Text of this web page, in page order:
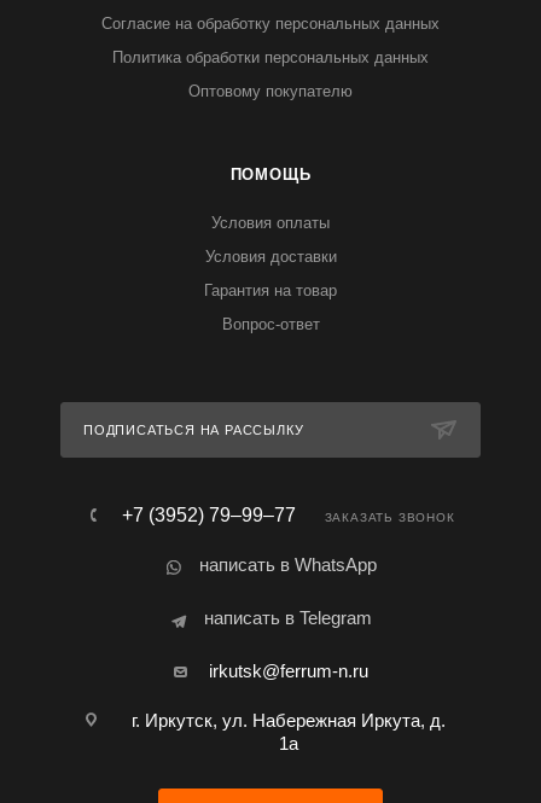
Согласие на обработку персональных данных
Политика обработки персональных данных
Оптовому покупателю
ПОМОЩЬ
Условия оплаты
Условия доставки
Гарантия на товар
Вопрос-ответ
ПОДПИСАТЬСЯ НА РАССЫЛКУ
+7 (3952) 79‒99‒77 ЗАКАЗАТЬ ЗВОНОК
написать в WhatsApp
написать в Telegram
irkutsk@ferrum-n.ru
г. Иркутск, ул. Набережная Иркута, д.
1а